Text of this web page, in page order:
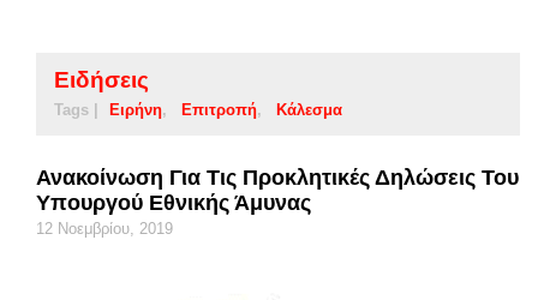
Ειδήσεις
Tags | Ειρήνη Επιτροπή Κάλεσμα
Ανακοίνωση Για Τις Προκλητικές Δηλώσεις Του
Υπουργού Εθνικής Άμυνας
12 Νοεμβρίου, 2019